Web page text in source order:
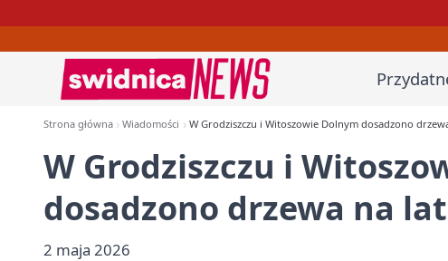
Strona główna Wiadomości W Grodziszczu i Witoszowie Dolnym dosadzono
W Grodziszczu i
dosadzono drzewa na
2 maja 2026